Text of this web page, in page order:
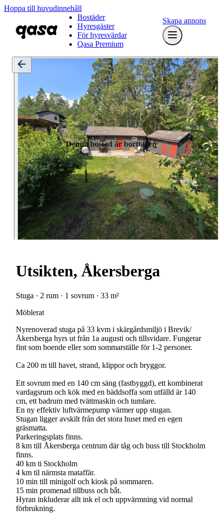
Hoppa till huvudinnehåll
Bostäder
Hyresgäster
För hyresvärdar
Qasa Premium
Skapa annons
Denna bostad är borttagen
Utsikten, Åkersberga
Stuga · 2 rum · 1 sovrum · 33 m²
Möblerat
Nyrenoverad stuga på 33 kvm i skärgårdsmiljö i Brevik/
Åkersberga hyrs ut från 1a augusti och tillsvidare. Fungerar
fint som boende eller som sommarställe för 1-2 personer.
Ca 200 m till havet, strand, klippor och bryggor.
Ett sovrum med en 140 cm säng (fastbyggd), ett kombinerat
vardagsrum och kök med en bäddsoffa som utfälld är 140
cm, ett badrum med tvättmaskin och tumlare.
En ny effektiv luftvärmepump värmer upp stugan.
Stugan ligger avskilt från det stora huset med en egen
gräsmatta.
Parkeringsplats finns.
8 km till Åkersberga centrum där tåg och buss till Stockholm
finns.
40 km ti Stockholm
4 km til närmsta mataffär.
10 min till minigolf och kiosk på sommaren.
15 min promenad tillbuss och bắt.
Hyran inkluderar allt ink el och uppvärmning vid normal
förbrukning.